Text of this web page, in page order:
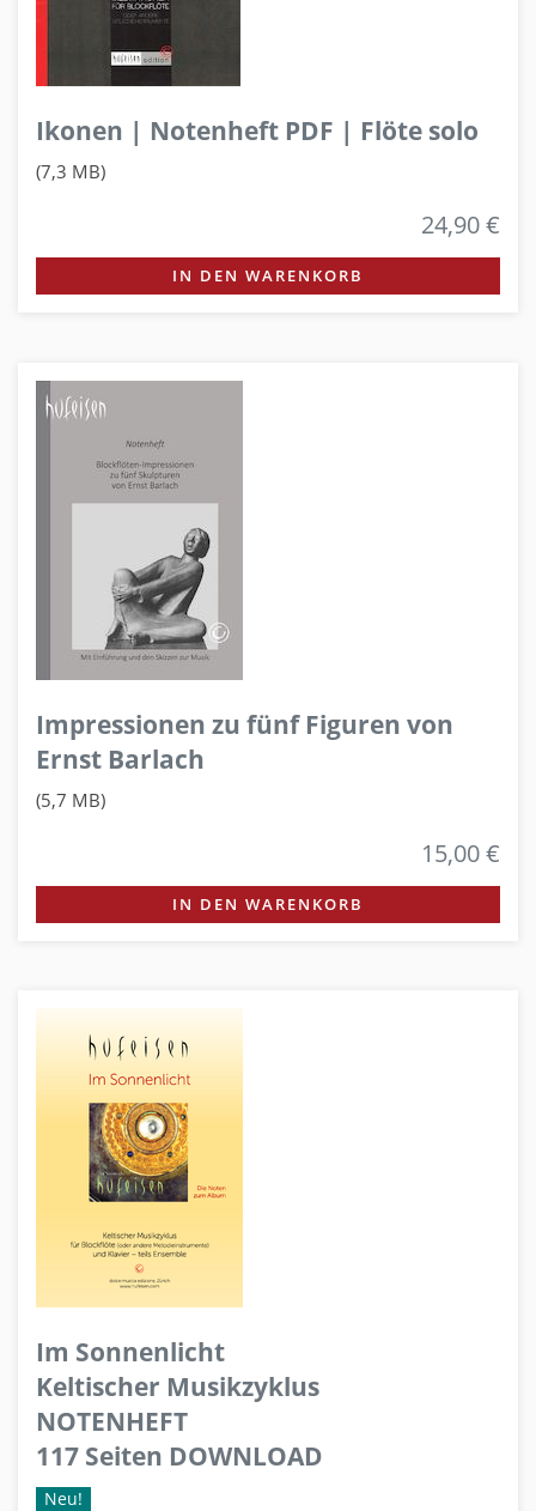
Ikonen | Notenheft PDF | Flöte solo
(7,3 MB)
24,90 €
IN DEN WARENKORB
Impressionen zu fünf Figuren von
Ernst Barlach
(5,7 MB)
15,00 €
IN DEN WARENKORB
Im Sonnenlicht
Keltischer Musikzyklus
NOTENHEFT
117 Seiten DOWNLOAD
Neu!